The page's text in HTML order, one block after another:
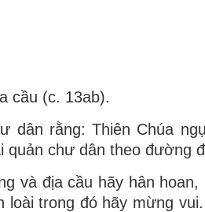
cầu (c. 13ab).
dân rằng: Thiên Chúa
quản chư dân theo đường
và địa cầu hãy hân
loài trong đó hãy mừng